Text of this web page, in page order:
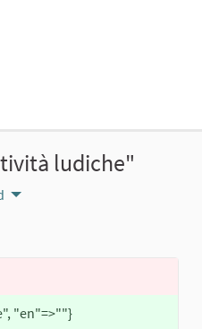
ludiche"
"en"=>""}